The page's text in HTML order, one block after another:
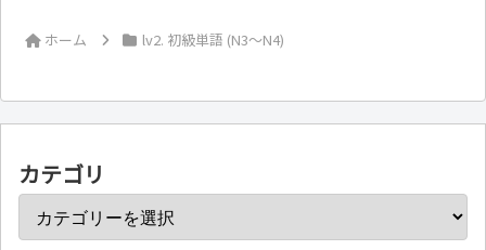
ホーム lv2. 初級単語 (N3～N4)
カテゴリ